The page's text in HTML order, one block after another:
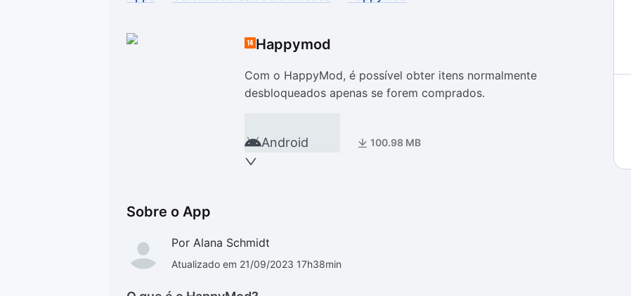
Happymod
Com o HappyMod, é possível obter itens normalmente
desbloqueados apenas se forem comprados.
Android 100.98 MB
Sobre o App
Por Alana Schmidt
Atualizado em 21/09/2023 17h38min